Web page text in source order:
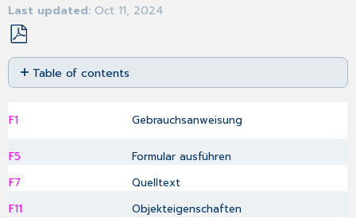
Last updated Oct 11, 2024
Save
as
PDF
Table of contents
No
F1 Gebrauchsanweisung
F5
Formular ausführen
F7
Quelltext
F11
Objekteigenschaften